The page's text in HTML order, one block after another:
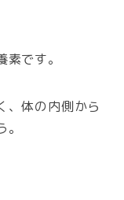
です。
、体の内側から